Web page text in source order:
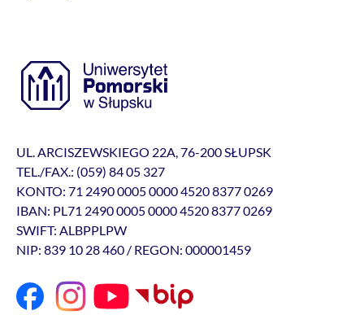
UL. ARCISZEWSKIEGO 22A, 76-200 SŁUPSK
TEL./FAX.: (059) 84 05 327
KONTO: 71 2490 0005 0000 4520 8377 0269
IBAN: PL71 2490 0005 0000 4520 8377 0269
SWIFT: ALBPPLPW
NIP: 839 10 28 460 / REGON: 000001459